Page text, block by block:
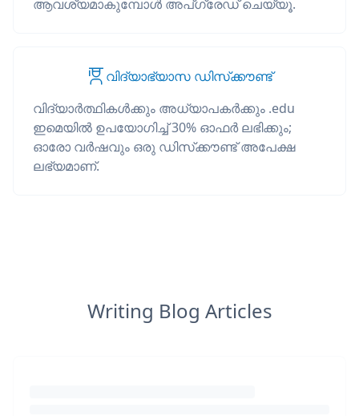
ആവശ്യമാകുമ്പോൾ അപ്‌ഗ്രേഡ് ചെയ്യൂ.
വിദ്യാഭ്യാസ ഡിസ്‌ക്കൗണ്ട്
വിദ്യാർത്ഥികൾക്കും അധ്യാപകർക്കും .edu
ഇമെയിൽ ഉപയോഗിച്ച് 30% ഓഫർ ലഭിക്കും;
ഓരോ വർഷവും ഒരു ഡിസ്‌ക്കൗണ്ട് അപേക്ഷ
ലഭ്യമാണ്.
Writing Blog Articles